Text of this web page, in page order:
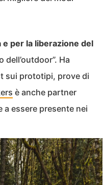
per la liberazione del
Ha
sui prototipi, prove di
è anche partner
essere presente nei